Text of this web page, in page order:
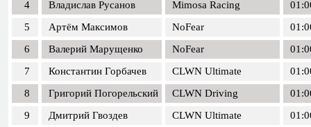
4
Владислав Русанов Mimosa Racing
5
Артём Максимов NoFear
6
Валерий Марущенко NoFear
7
Константин Горбачев CLWN Ultimate
8
Григорий Погорельский CLWN Driving
9
Дмитрий Гвоздев CLWN Ultimate